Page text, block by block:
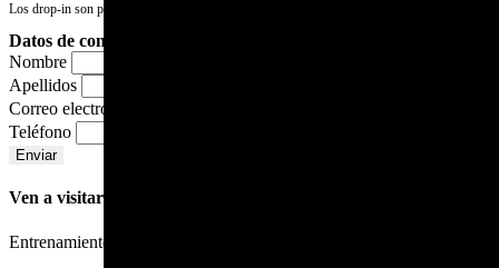
Los drop-in son para personas ya iniciadas y tienen un precio de 10€.
Datos de contacto
Nombre
Apellidos
Correo electrónico
Teléfono
Enviar
Ven a visitarnos
Entrenamiento